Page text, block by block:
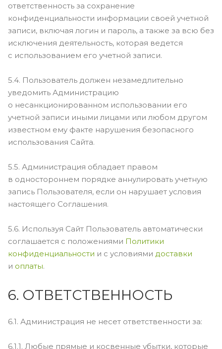
ответственность за сохранение
конфиденциальности информации своей учетной
записи, включая логин и пароль, а также за всю без
исключения деятельность, которая ведется
с использованием его учетной записи.
5.4. Пользователь должен незамедлительно
уведомить Администрацию
о несанкционированном использовании его
учетной записи иными лицами или любом другом
известном ему факте нарушения безопасного
использования Сайта.
5.5. Администрация обладает правом
в одностороннем порядке аннулировать учетную
запись Пользователя, если он нарушает условия
настоящего Соглашения.
5.6. Используя Сайт Пользователь автоматически
соглашается с положениями Политики
конфиденциальности и с условиями доставки
и оплаты.
6. ОТВЕТСТВЕННОСТЬ
6.1. Администрация не несет ответственности за:
6.1.1. Любые прямые и косвенные убытки, которые